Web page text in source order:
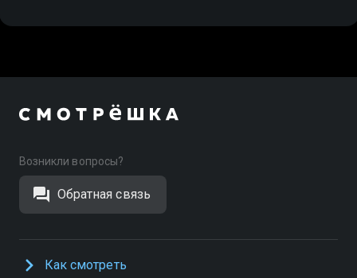
Возникли вопросы?
Обратная связь
Как смотреть